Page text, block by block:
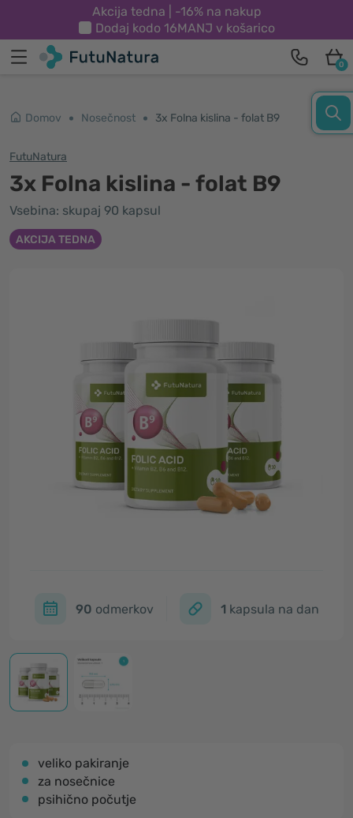
Akcija tedna | -16% na nakup
Dodaj kodo 16MANJ v košarico
0
Domov Nosečnost 3x Folna kislina - folat B9
FutuNatura
3x Folna kislina - folat B9
Vsebina: skupaj 90 kapsul
AKCIJA TEDNA
90 odmerkov 1 kapsula na dan
veliko pakiranje
za nosečnice
psihično počutje